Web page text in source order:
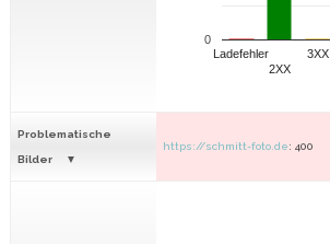
Ladefehler
2XX
3XX
0
Problematische
Bilder
https://schmitt-foto.de: 400